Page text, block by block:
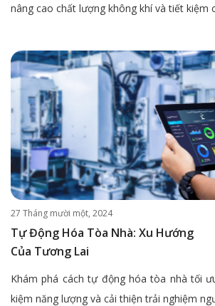
nâng cao chất lượng không khí và tiết kiệm
27 Tháng mười một, 2024
Tự Động Hóa Tòa Nhà: Xu Hướng
Của Tương Lai
Khám phá cách tự động hóa tòa nhà tối
kiệm năng lượng và cải thiện trải nghiệm